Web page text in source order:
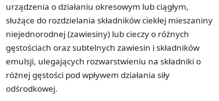
urządzenia o działaniu okresowym lub ciągłym,
służące do rozdzielania składników ciekłej mieszaniny
niejednorodnej (zawiesiny) lub cieczy o różnych
gęstościach oraz subtelnych zawiesin i składników
emulsji, ulegających rozwarstwieniu na składniki o
różnej gęstości pod wpływem działania siły
odśrodkowej.